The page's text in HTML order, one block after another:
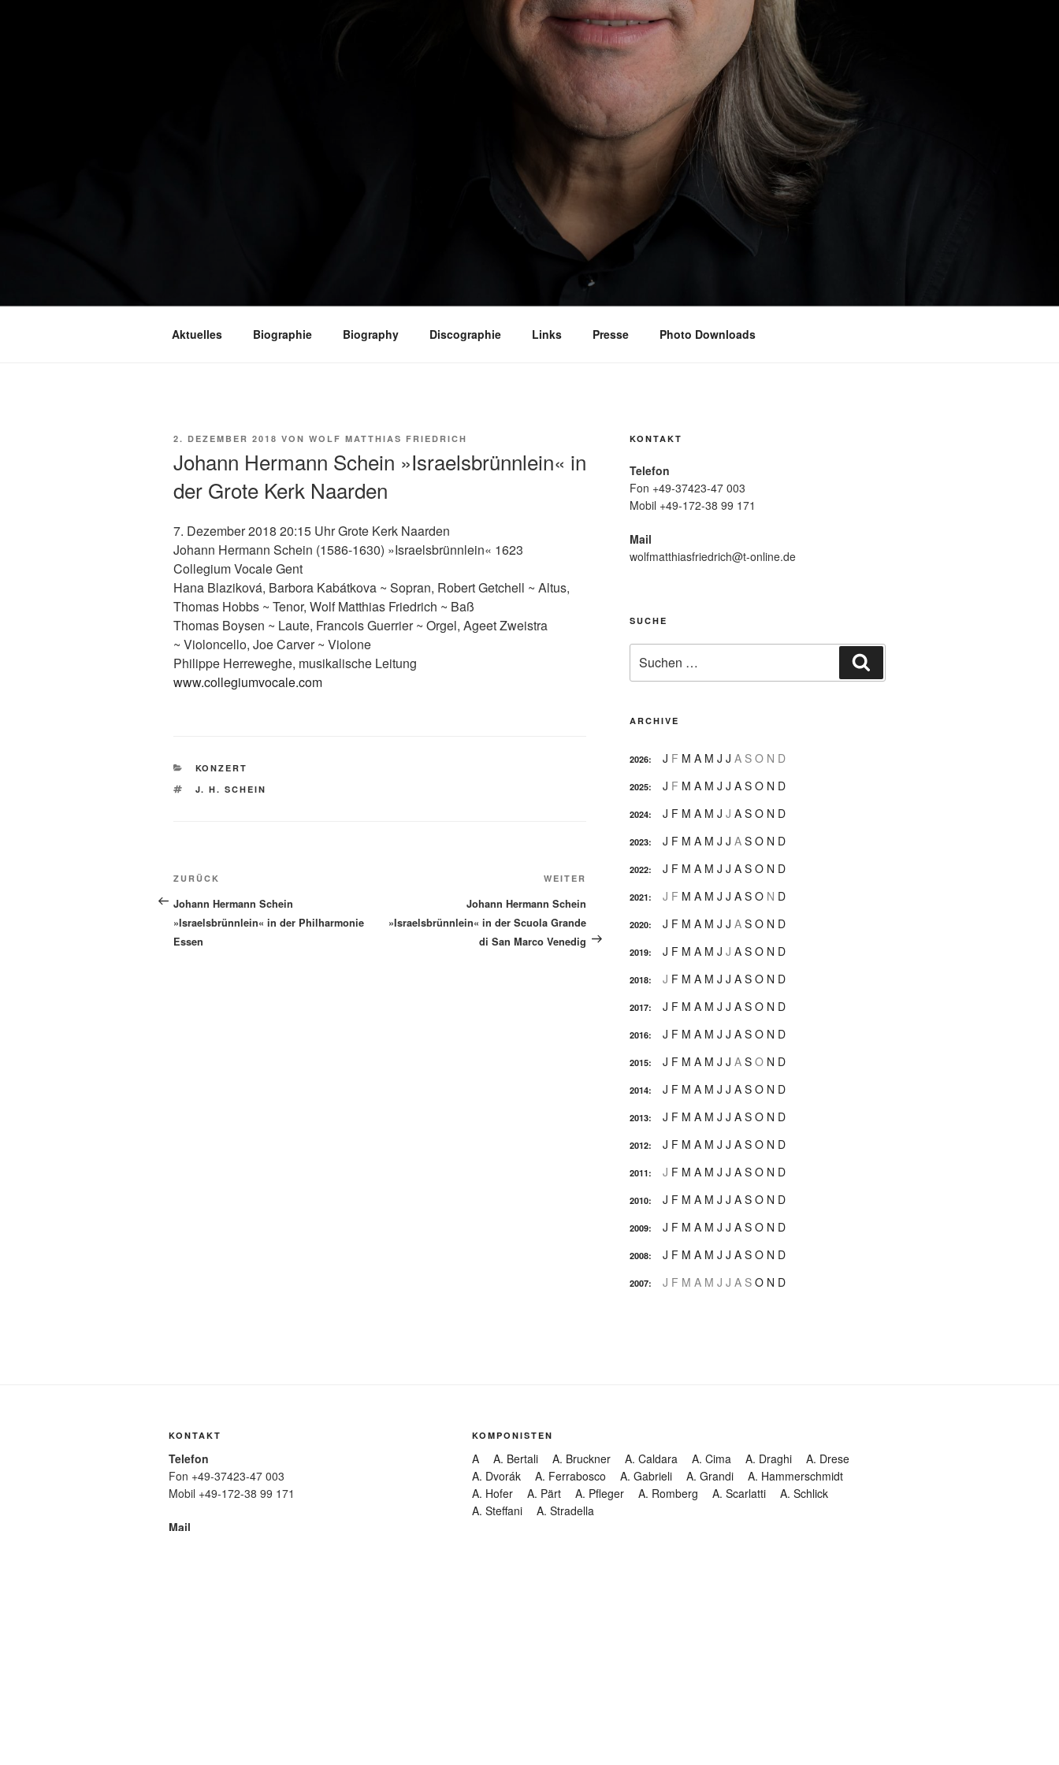
Aktuelles Biographie Biography Discographie Links Presse Photo Downloads
VERÖFFENTLICHT
2. DEZEMBER 2018 VON WOLF MATTHIAS FRIEDRICH
Johann Hermann Schein »Israelsbrünnlein« in
der Grote Kerk Naarden
7. Dezember 2018 20:15 Uhr Grote Kerk Naarden
Johann Hermann Schein (1586-1630) »Israelsbrünnlein« 1623
Collegium Vocale Gent
Hana Blaziková, Barbora Kabátkova ~ Sopran, Robert Getchell ~ Altus,
Thomas Hobbs ~ Tenor, Wolf Matthias Friedrich ~ Baß
Thomas Boysen ~ Laute, Francois Guerrier ~ Orgel, Ageet Zweistra
~ Violoncello, Joe Carver ~ Violone
Philippe Herreweghe, musikalische Leitung
www.collegiumvocale.com
KATEGORIEN
KONZERT
SCHLAGWÖRTER
J. H. SCHEIN
Beitragsnavigation
Vorheriger
Beitrag
ZURÜCK
Johann Hermann Schein
»Israelsbrünnlein« in der Philharmonie
Essen
WEITER
Johann Hermann Schein
»Israelsbrünnlein« in der Scuola Grande
di San Marco Venedig
KONTAKT
Telefon
Fon +49-37423-47 003
Mobil +49-172-38 99 171
Mail
wolfmatthiasfriedrich@t-online.de
SUCHE
nach:
ARCHIVE
2026: J F M A M J J A S O N D
2025: J F M A M J J A S O N D
2024: J F M A M J J A S O N D
2023: J F M A M J J A S O N D
2022: J F M A M J J A S O N D
2021: J F M A M J J A S O N D
2020: J F M A M J J A S O N D
2019: J F M A M J J A S O N D
2018: J F M A M J J A S O N D
2017: J F M A M J J A S O N D
2016: J F M A M J J A S O N D
2015: J F M A M J J A S O N D
2014: J F M A M J J A S O N D
2013: J F M A M J J A S O N D
2012: J F M A M J J A S O N D
2011: J F M A M J J A S O N D
2010: J F M A M J J A S O N D
2009: J F M A M J J A S O N D
2008: J F M A M J J A S O N D
2007: J F M A M J J A S O N D
KONTAKT
Telefon
Fon +49-37423-47 003
Mobil +49-172-38 99 171
Mail
KOMPONISTEN
A A. Bertali A. Bruckner A. Caldara A. Cima A. Draghi
A. Drese
A. Dvorák
A. Ferrabosco A. Gabrieli A. Grandi
A. Hammerschmidt
A. Hofer
A. Pärt A. Pfleger A. Romberg A. Scarlatti
A. Schlick
A. Steffani
A. Stradella